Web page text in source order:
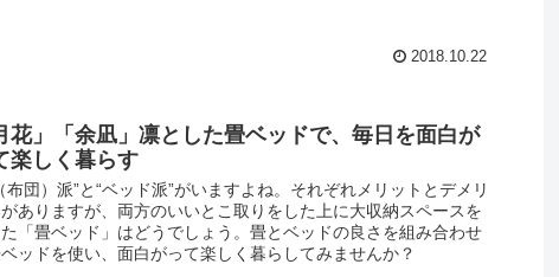
2018.10.22
花」「余凪」凛とした畳ベッドで、毎日を面白が
楽しく暮らす
布団）派”と“ベッド派”がいますよね。それぞれメリットとデメリ
ありますが、両方のいいとこ取りをした上に大収納スペースを
「畳ベッド」はどうでしょう。畳とベッドの良さを組み合わせ
ッドを使い、面白がって楽しく暮らしてみませんか？